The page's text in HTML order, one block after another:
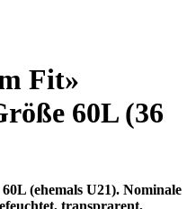
Fit»
60L (36
(ehemals U21). Nominale